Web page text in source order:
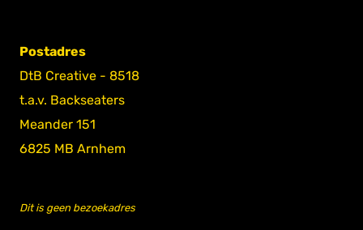
Postadres
DtB Creative - 8518
t.a.v. Backseaters
Meander 151
6825 MB Arnhem
Dit is geen bezoekadres